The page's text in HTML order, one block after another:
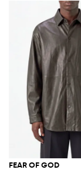
FEAR OF GOD